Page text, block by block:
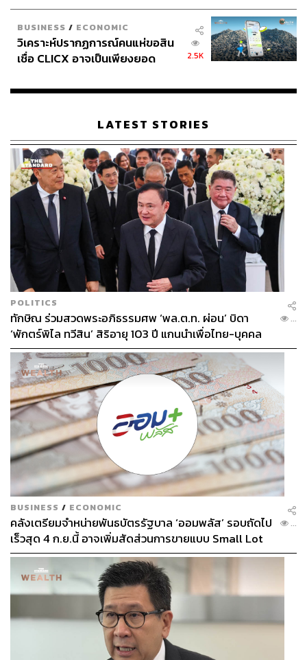
BUSINESS / ECONOMIC
วิเคราะห์ปรากฏการณ์คนแห่ขอสิน
เชื่อ CLICX อาจเป็นเพียงยอด
เรือนไทยที่ถูกซุกไว้
2.5K
LATEST STORIES
POLITICS
ทักษิณ ร่วมสวดพระอภิธรรมศพ ‘พล.ต.ท. ผ่อน’ บิดา
‘พักตร์พิไล ทวีสิน’ สิริอายุ 103 ปี แกนนำเพื่อไทย-บุคคล
หลากวงการร่วมอาลัย
...
BUSINESS / ECONOMIC
คลังเตรียมจำหน่ายพันธบัตรรัฐบาล ‘ออมพลัส’ รอบถัดไป
เร็วสุด 4 ก.ย.นี้ อาจเพิ่มสัดส่วนการขายแบบ Small Lot
First มากขึ้น
...